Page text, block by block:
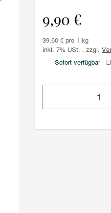
9,90 €
39,60 € pro 1 kg
inkl. 7% USt. , zzgl.
Sofort verfügbar